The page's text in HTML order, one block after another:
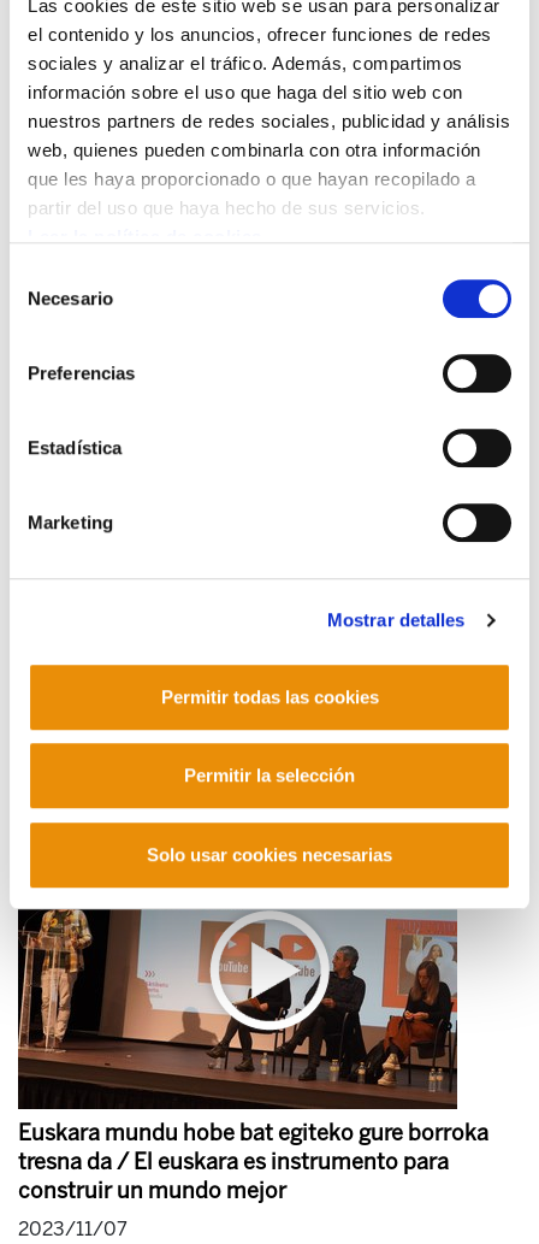
Las cookies de este sitio web se usan para personalizar
el contenido y los anuncios, ofrecer funciones de redes
sociales y analizar el tráfico. Además, compartimos
información sobre el uso que haga del sitio web con
nuestros partners de redes sociales, publicidad y análisis
web, quienes pueden combinarla con otra información
que les haya proporcionado o que hayan recopilado a
partir del uso que haya hecho de sus servicios.
Necesario
Preferencias
Estadística
Marketing
Mostrar detalles
Permitir todas las cookies
Permitir la selección
Solo usar cookies necesarias
Amaia Pérez Orozco: "Los fondos europeos son
Presentación del libro "Sindicalismo y economía
social para la transformación"
Euskara mundu hobe bat egiteko gure borroka
tresna da / El euskara es instrumento para
construir un mundo mejor
2023/11/07